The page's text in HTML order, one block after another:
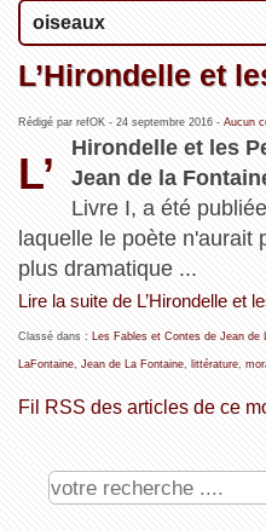
oiseaux
L’Hirondelle et
Rédigé par refOK - 24 septembre 2016- Aucun
L’
Hirondelle et les
Jean de la
Livre I, a été
laquelle le poète n'aurait
plus dramatique ...
Lire la suite de L’Hirondelle et
Classé dans : Les Fables et Contes de Jean de
LaFontaine, Jean de La Fontaine, littérature,
Fil RSS des articles de ce